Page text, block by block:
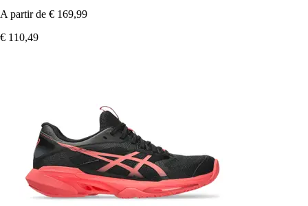
A partir de € 169,99
€ 110,49